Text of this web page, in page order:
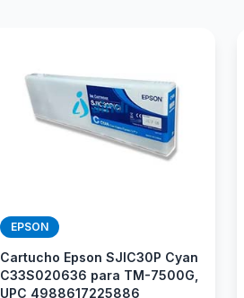
EPSON
Cartucho Epson SJIC30P Cyan
C33S020636 para TM-7500G,
UPC 4988617225886